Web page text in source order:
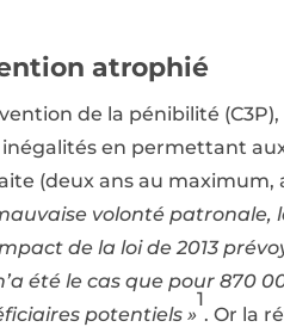
atrophié
de la pénibilité
en permettant
(deux ans au maximum,
volonté patronale,
de la loi de 2013
été le cas que pour 870
potentiels »
1
. Or la